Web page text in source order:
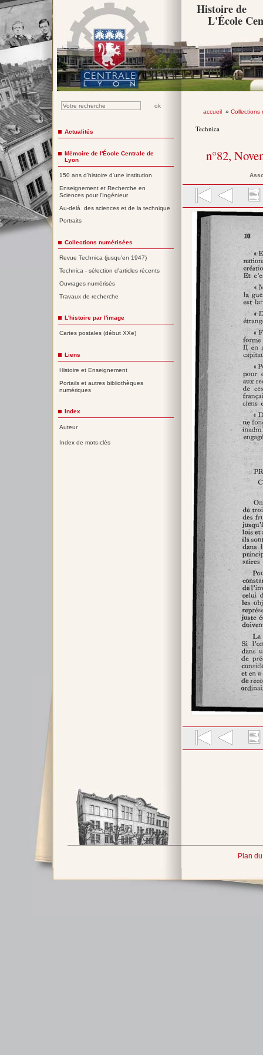
Histoire de
L'École
accueil» Collections
Technica
n°82,
Actualités
Mémoire de l'École Centrale de
Lyon
150 ans d'histoire d'une institution
Enseignement et Recherche en
Sciences pour l'Ingénieur
Au-delà des sciences et de la technique
Portraits
Collections numérisées
Revue Technica (jusqu'en 1947)
Technica - sélection d'articles récents
Ouvrages numérisés
Travaux de recherche
L'histoire par l'image
Cartes postales (début XXe)
Liens
Histoire et Enseignement
Portails et autres bibliothèques
numériques
Index
Auteur
Index de mots-clés
Plan